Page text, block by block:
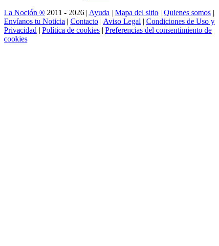
La Noción ® 2011 - 2026 | Ayuda | Mapa del sitio | Quienes somos |
Envíanos tu Noticia | Contacto | Aviso Legal | Condiciones de Uso y
Privacidad | Política de cookies | Preferencias del consentimiento de
cookies